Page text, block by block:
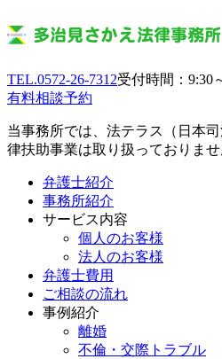
TEL.0572-26-7312受付時間：9:30
有料相談予約
当事務所では、法テラス（日本
律扶助事業は取り扱っておりませ
弁護士紹介
事務所紹介
サービス内容
個人のお客様
法人のお客様
弁護士費用
ご相談の流れ
事例紹介
離婚
不倫・交際トラブル